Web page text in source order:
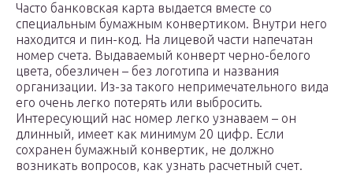
Часто банковская карта выдается вместе со
специальным бумажным конвертиком. Внутри него
находится и пин-код. На лицевой части напечатан
номер счета. Выдаваемый конверт черно-белого
цвета, обезличен – без логотипа и названия
организации. Из-за такого непримечательного вида
его очень легко потерять или выбросить.
Интересующий нас номер легко узнаваем – он
длинный, имеет как минимум 20 цифр. Если
сохранен бумажный конвертик, не должно
возникать вопросов, как узнать расчетный счет.